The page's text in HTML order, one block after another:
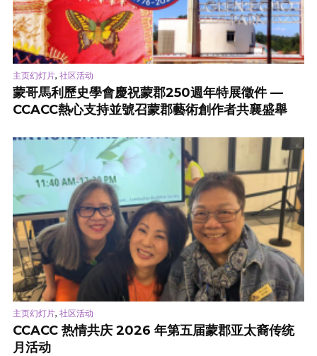
主页幻灯片, 社区活动
蒙哥馬利歷史學會慶祝蒙郡250週年特展徵件 —
CCACC熱心支持並號召蒙郡藝術創作者共襄盛舉
主页幻灯片, 社区活动
CCACC 热情共庆 2026 年第五届蒙郡亚太裔传统
月活动